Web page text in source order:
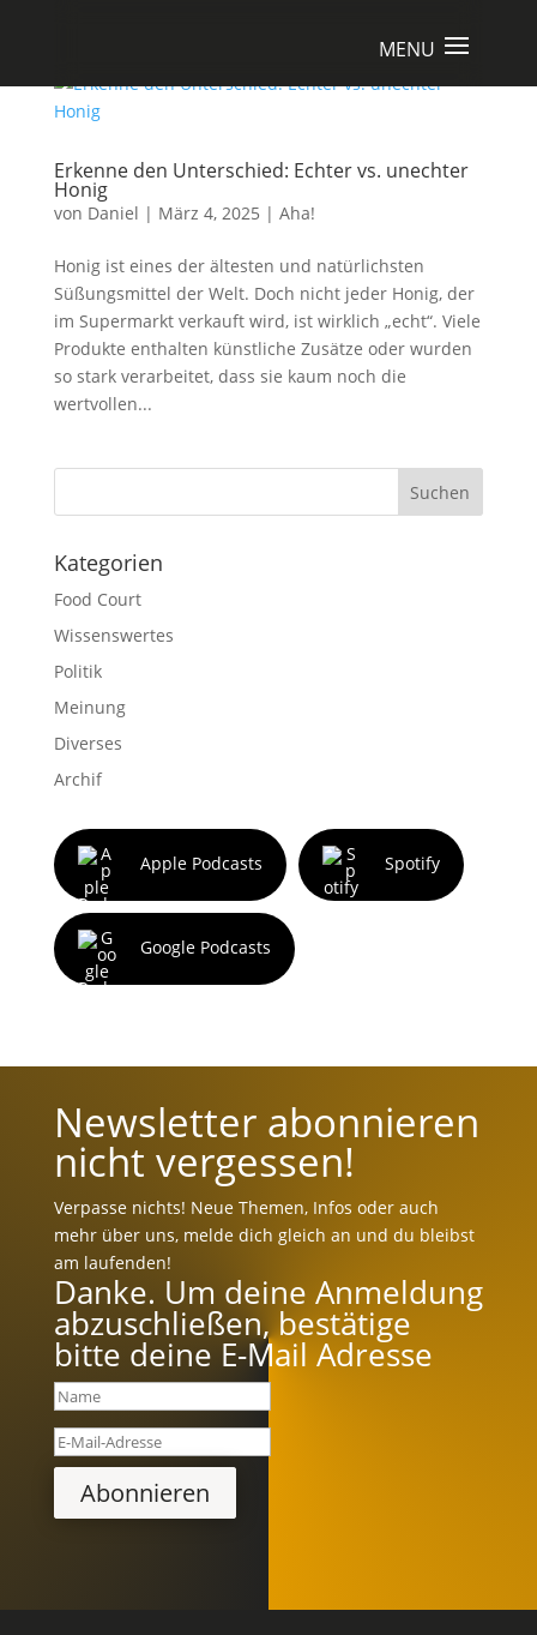
Erkenne den Unterschied: Echter vs. unechter
Honig
von Daniel | März 4, 2025 | Aha!
Honig ist eines der ältesten und natürlichsten
Süßungsmittel der Welt. Doch nicht jeder Honig, der
im Supermarkt verkauft wird, ist wirklich „echt“. Viele
Produkte enthalten künstliche Zusätze oder wurden
so stark verarbeitet, dass sie kaum noch die
wertvollen...
Suchen
Kategorien
Food Court
Wissenswertes
Politik
Meinung
Diverses
Archif
Apple Podcasts Spotify
Google Podcasts
Newsletter abonnieren
nicht vergessen!
Verpasse nichts! Neue Themen, Infos oder auch
mehr über uns, melde dich gleich an und du bleibst
am laufenden!
Danke. Um deine Anmeldung
abzuschließen, bestätige
bitte deine E-Mail Adresse
Abonnieren